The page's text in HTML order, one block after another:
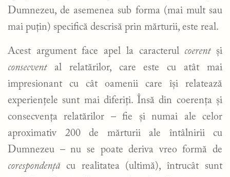
Dumnezeu, de asemenea sub forma (mai mult sau
mai puțin) specifică descrisă prin mărturii, este real.
Acest argument face apel la caracterul coerentși
consecvental relatărilor, care este cu atât mai
impresionant cu cât oamenii care își relatează
experiențele sunt mai diferiți. Însă din coerența și
consecvența relatărilor – fie și numai ale celor
aproximativ 200 de mărturii ale întâlnirii cu
Dumnezeu – nu se poate deriva vreo formă de
corespondențăcu realitatea (ultimă), întrucât sunt